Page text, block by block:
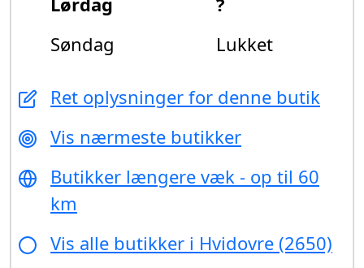
Søndag
Lukket
Ret oplysninger for denne butik
Vis nærmeste butikker
Butikker længere væk - op til 60
km
Vis alle butikker i Hvidovre (2650)